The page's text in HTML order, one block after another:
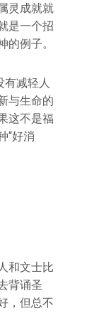
灵成就就
是一个招
的例子。
有减轻人
与生命的
这不是福
“好消
和文士比
背诵圣
，但总不